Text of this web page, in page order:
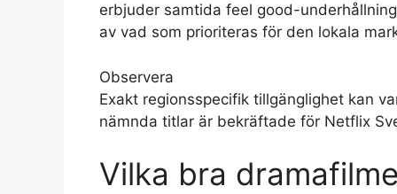
erbjuder samtida feel good-
av vad som prioriteras för den lokala
Observera
Exakt regionsspecifik tillgänglighet kan
nämnda titlar är bekräftade för Netflix
Vilka bra